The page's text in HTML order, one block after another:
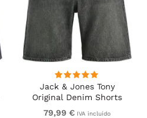
Jack & Jones Tony
Original Denim Shorts
Black
79,99 € IVA incluído